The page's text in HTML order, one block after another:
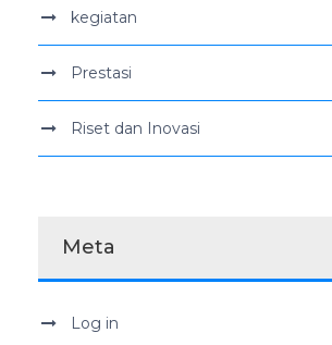
kegiatan
Prestasi
Riset dan Inovasi
Meta
Log in